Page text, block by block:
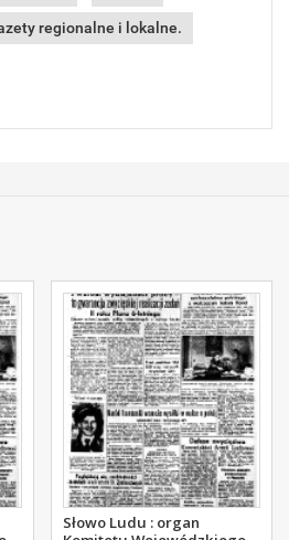
regionalne i lokalne.
Słowo Ludu : organ